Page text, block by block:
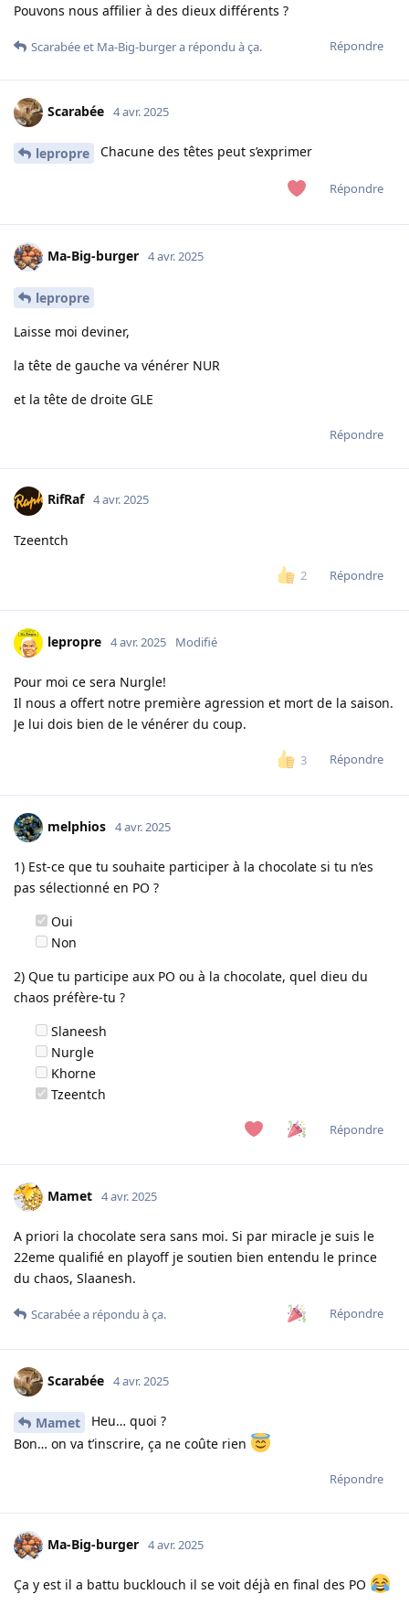
Pouvons nous affilier à des dieux différents ?
Répondre
Scarabéeet Ma-Big-burgera répondu à ça.
Scarabée 4 avr. 2025
lepropre Chacune des têtes peut s’exprimer
Répondre
Ma-Big-burger 4 avr. 2025
lepropre
Laisse moi deviner,
la tête de gauche va vénérer NUR
et la tête de droite GLE
Répondre
RifRaf 4 avr. 2025
Tzeentch
2 Répondre
lepropre 4 avr. 2025 Modifié
Pour moi ce sera Nurgle!
Il nous a offert notre première agression et mort de la saison.
Je lui dois bien de le vénérer du coup.
3 Répondre
melphios 4 avr. 2025
1) Est-ce que tu souhaite participer à la chocolate si tu n’es
pas sélectionné en PO ?
Oui
Non
2) Que tu participe aux PO ou à la chocolate, quel dieu du
chaos préfère-tu ?
Slaneesh
Nurgle
Khorne
Tzeentch
Répondre
Mamet 4 avr. 2025
A priori la chocolate sera sans moi. Si par miracle je suis le
22eme qualifié en playoff je soutien bien entendu le prince
du chaos, Slaanesh.
Répondre
Scarabéea répondu à ça.
Scarabée 4 avr. 2025
Mamet
Heu… quoi ?
Bon… on va t’inscrire, ça ne coûte rien
Répondre
Ma-Big-burger 4 avr. 2025
Ça y est il a battu bucklouch il se voit déjà en final des PO